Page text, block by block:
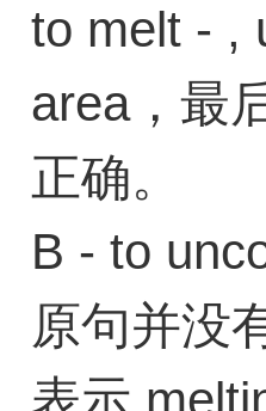
to melt - ,
area，最
正确。
B - to
原句并没